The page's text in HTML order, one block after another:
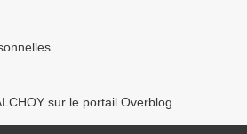
sur le portail Overblog